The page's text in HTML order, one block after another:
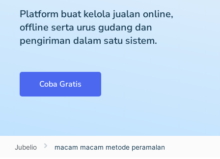
Platform buat kelola jualan online,
offline serta urus gudang dan
pengiriman dalam satu sistem.
Coba Gratis
Jubelio macam macam metode peramalan